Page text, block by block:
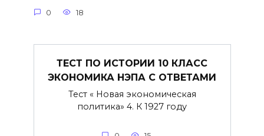
0 18
ТЕСТ ПО ИСТОРИИ 10 КЛАСС
ЭКОНОМИКА НЭПА С ОТВЕТАМИ
Тест « Новая экономическая
политика» 4. К 1927 году